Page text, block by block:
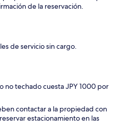
de la reservación.
de servicio sin cargo.
no techado cuesta JPY 1000 por
contactar a la propiedad con
estacionamiento en las